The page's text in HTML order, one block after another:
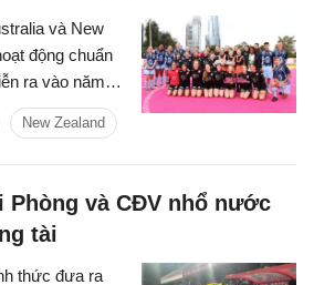
và New
động chuẩn
ra vào năm
New Zealand
Phòng và CĐV nhổ nước
tài
thức đưa ra